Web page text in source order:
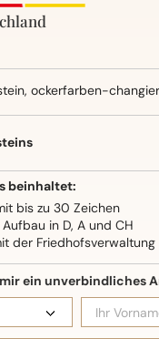
ockerfarben-
Seidenglanz
beinhaltet:
bis zu 30 Zeichen
in D, A und CH
der Friedhofsverwaltung